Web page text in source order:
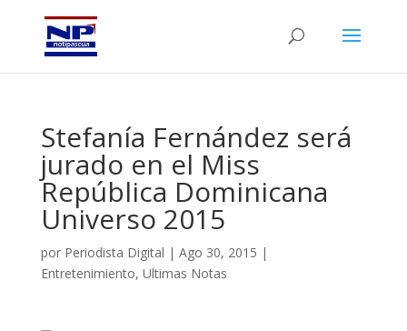
Stefanía Fernández será
jurado en el Miss
República Dominicana
Universo 2015
por Periodista Digital | Ago 30, 2015 |
Entretenimiento, Ultimas Notas